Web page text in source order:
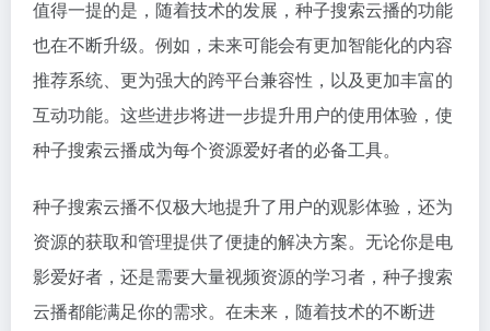
值得一提的是，随着技术的发展，种子搜索云播的功能
也在不断升级。例如，未来可能会有更加智能化的内容
推荐系统、更为强大的跨平台兼容性，以及更加丰富的
互动功能。这些进步将进一步提升用户的使用体验，使
种子搜索云播成为每个资源爱好者的必备工具。
种子搜索云播不仅极大地提升了用户的观影体验，还为
资源的获取和管理提供了便捷的解决方案。无论你是电
影爱好者，还是需要大量视频资源的学习者，种子搜索
云播都能满足你的需求。在未来，随着技术的不断进